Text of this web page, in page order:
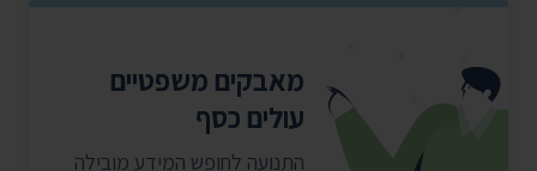
מאבקים משפטיים
עולים כסף
התנועה לחופש המידע מובילה